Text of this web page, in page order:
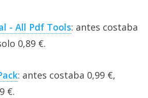
- All Pdf Tools: antes costaba
0,89 €.
: antes costaba 0,99 €,
€.